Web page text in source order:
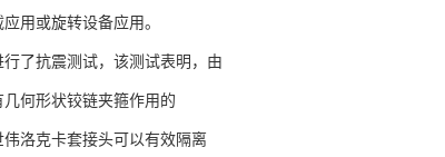
用或旋转设备应用。
了抗震测试，该测试表明，由
何形状铰链夹箍作用的
伟洛克卡套接头可以有效隔离